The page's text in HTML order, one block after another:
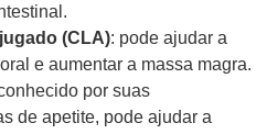
(CLA): pode ajudar a
e aumentar a massa magra.
por suas
de apetite, pode ajudar a